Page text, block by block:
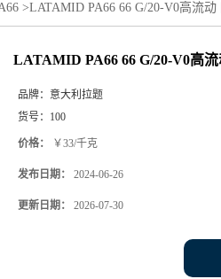
>LATAMID PA66 66 G/20-V0高流动
LATAMID PA66 66 G/20-V0高
品牌： 意大利拉题
货号： 100
价格： ￥33/千克
发布日期： 2024-06-26
更新日期： 2026-07-30